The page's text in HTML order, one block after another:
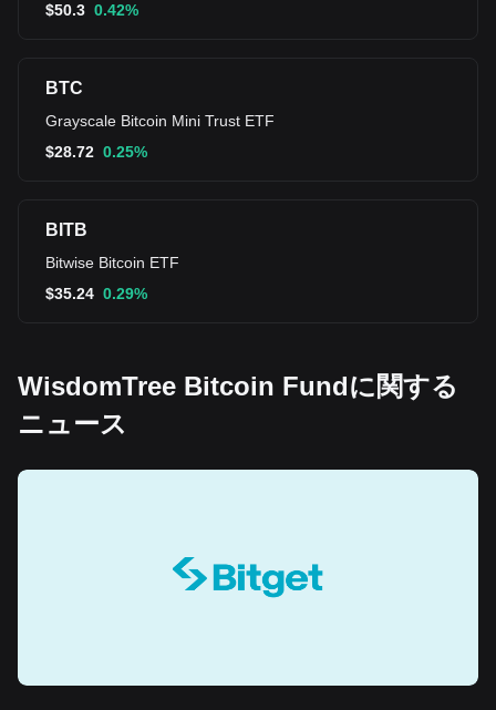
$50.3 0.42%
BTC
Grayscale Bitcoin Mini Trust ETF
$28.72 0.25%
BITB
Bitwise Bitcoin ETF
$35.24 0.29%
WisdomTree Bitcoin Fundに関する
ニュース